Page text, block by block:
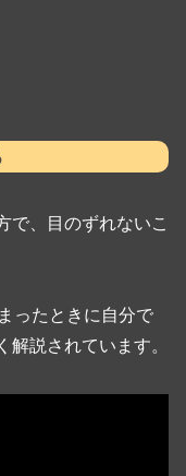
で、目のずれないこ
ったときに自分で
説されています。